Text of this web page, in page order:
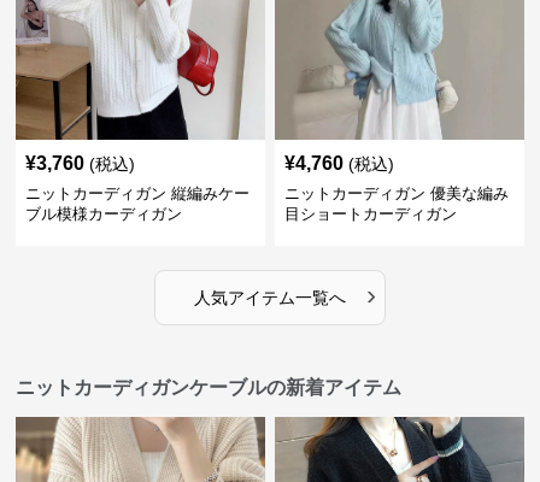
¥3,760 (税込)
ニットカーディガン 縦編みケー
ブル模様カーディガン
¥4,760 (税込)
ニットカーディガン 優美な編み
目ショートカーディガン
人気アイテム一覧へ ›
ニットカーディガンケーブルの新着アイテム